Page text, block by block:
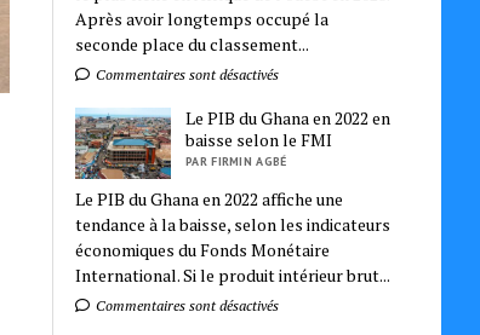
Après avoir longtemps occupé la
seconde place du classement...
Commentaires sont désactivés
Le PIB du Ghana en 2022 en
baisse selon le FMI
PAR FIRMIN AGBÉ
Le PIB du Ghana en 2022 affiche une
tendance à la baisse, selon les indicateurs
économiques du Fonds Monétaire
International. Si le produit intérieur brut...
Commentaires sont désactivés